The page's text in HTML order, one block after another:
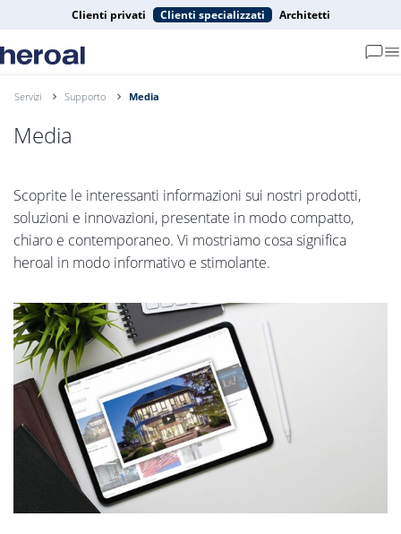
Clienti privati Clienti specializzati Architetti
Servizi Supporto Media
Media
Scoprite le interessanti informazioni sui nostri prodotti,
soluzioni e innovazioni, presentate in modo compatto,
chiaro e contemporaneo. Vi mostriamo cosa significa
heroal in modo informativo e stimolante.